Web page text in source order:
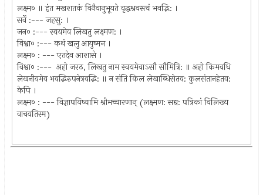
लक्ष्म० ॥ हंत मखशतकं विनैवानुभूयते वृद्धश्रवस्त्वं भवद्भि: ।
सर्वे :--- जहसु: ।
जन० :--- स्वयमेव लिखतु लक्ष्मण: ।
विश्वा० :--- कथं खलु आयुष्मन ।
लक्ष्म० : --- एतदेव आशासे ।
विश्वा० :--- अहो जरठ, लिखतु नाम स्वयमेवाऽसौ सौमित्रि: ॥ अहो किमवधि
लेखनीयमेव भवद्भिरुपनेत्रवद्भि: ॥ न संति किल लेखाब्धिसेतव: कुलसंतानहेतव:
केपि ।
लक्ष्म० : --- विज्ञापयिष्यामि श्रीमच्चारणान् (लक्ष्मण: सद्य: पत्रिकां विलिख्य
वाचयतिस्म)